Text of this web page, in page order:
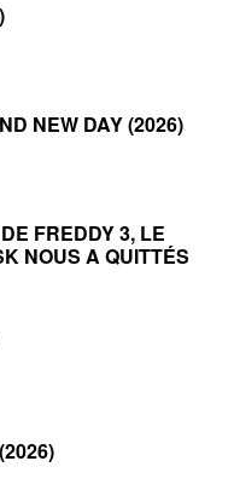
NEW DAY (2026)
FREDDY 3, LE
NOUS A QUITTÉS